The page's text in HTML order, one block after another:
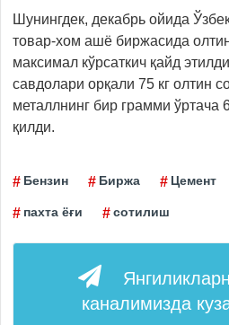
Шунингдек, декабрь ойида
товар-хом ашё биржасида
максимал кўрсаткич қайд
савдолари орқали 75 кг олтин
металлнинг бир грамми ўртача
қилди.
Бензин Биржа Цемент
пахта ёғи сотилиш
каналимизда